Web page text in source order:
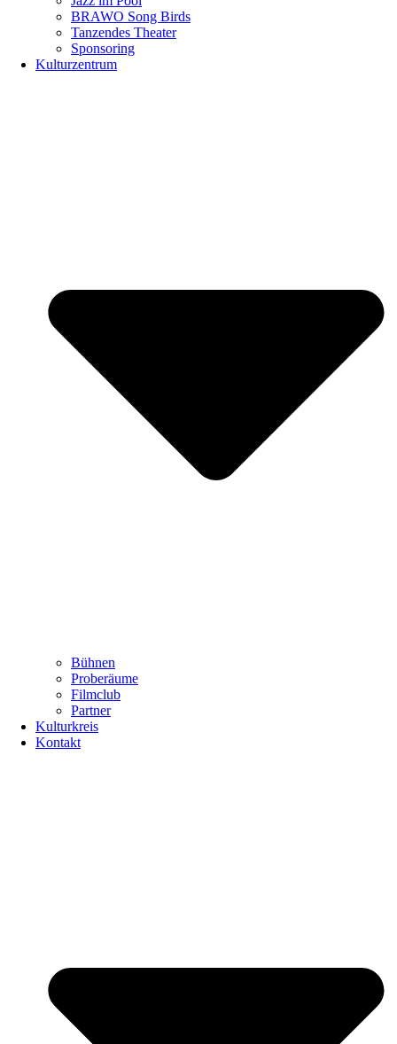
BRAWO Song Birds
Tanzendes Theater
Sponsoring
Kulturzentrum
Bühnen
Proberäume
Filmclub
Partner
Kulturkreis
Kontakt